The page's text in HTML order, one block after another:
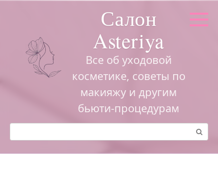
Салон
Asteriya
Все об уходовой
косметике, советы по
макияжу и другим
бьюти-процедурам
Поиск: